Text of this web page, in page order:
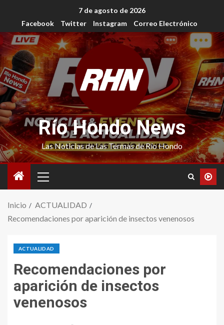
7 de agosto de 2026
Facebook
Twitter Instagram Correo Electrónico
Río Hondo News
Las Noticias de Las Termas de Río Hondo
Inicio
ACTUALIDAD
Recomendaciones por aparición de insectos venenosos
ACTUALIDAD
Recomendaciones por
aparición de insectos
venenosos